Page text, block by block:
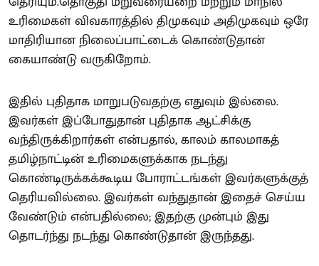
உரிமைகள் விவகாரத்தில் திமுகவும் அதிமுகவும் ஒரே
மாதிரியான நிலைப்பாட்டைக் கொண்டுதான்
கையாண்டு வருகிறோம்.
இதில் புதிதாக மாறுபடுவதற்கு எதுவும் இல்லை.
இவர்கள் இப்போதுதான் புதிதாக ஆட்சிக்கு
வந்திருக்கிறார்கள் என்பதால், காலம் காலமாகத்
தமிழ்நாட்டின் உரிமைகளுக்காக நடந்து
கொண்டிருக்கக்கூடிய போராட்டங்கள் இவர்களுக்குத்
தெரியவில்லை. இவர்கள் வந்துதான் இதைச் செய்ய
வேண்டும் என்பதில்லை; இதற்கு முன்பும் இது
தொடர்ந்து நடந்து கொண்டுதான் இருந்தது.